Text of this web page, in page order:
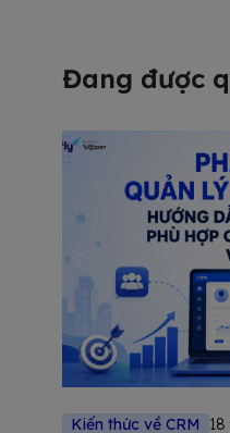
Đang được
Kiến thức về CRM